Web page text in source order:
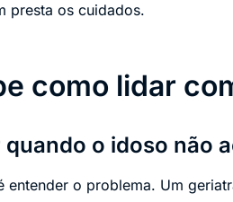
presta os cuidados.
como lidar
quando o idoso não
entender o problema. Um